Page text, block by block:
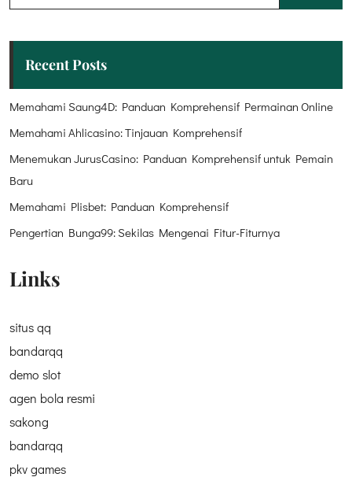
Recent Posts
Memahami Saung4D: Panduan Komprehensif Permainan Online
Memahami Ahlicasino: Tinjauan Komprehensif
Menemukan JurusCasino: Panduan Komprehensif untuk Pemain
Baru
Memahami Plisbet: Panduan Komprehensif
Pengertian Bunga99: Sekilas Mengenai Fitur-Fiturnya
Links
situs qq
bandarqq
demo slot
agen bola resmi
sakong
bandarqq
pkv games